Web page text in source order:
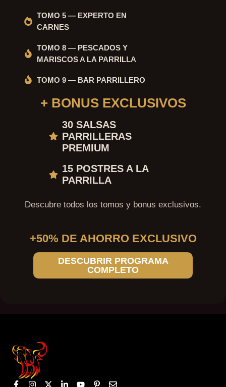
TOMO 5 — EXPERTO EN
CARNES
TOMO 8 — PESCADOS Y
MARISCOS A LA PARRILLA
TOMO 9 — BAR PARRILLERO
+ BONUS EXCLUSIVOS
30 SALSAS
PARRILLERAS
PREMIUM
15 POSTRES A LA
PARRILLA
DESCUBRIR PROGRAMA
COMPLETO
Descubre todos los tomos y bonus exclusivos.
+50% DE AHORRO EXCLUSIVO
F I X L Y P E